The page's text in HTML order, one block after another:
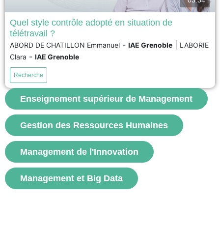
La pandémie de coronavirus a contraint un grand nombre d’organisations
à mettre en place le télétravail. Dans ce contexte de distanciation physique,
l’objectif de cet article est de présenter les différentes attitudes de contrôle
adoptées par les managers dans des situations de télétravail, ainsi que
leur impact sur la santé...
voir
Quel style contrôle adopté en situation de
télétravail ?
ABORD DE CHATILLON Emmanuel - IAE Grenoble
LABORIE
Clara - IAE Grenoble
Recherche
Enseignement supérieur de Management
Gestion des Ressources Humaines
Management de l'Innovation
Management et Big Data